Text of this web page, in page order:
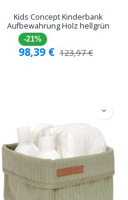
Kids Concept Kinderbank
Aufbewahrung Holz hellgrün
-21%
98,39 € 123,97€